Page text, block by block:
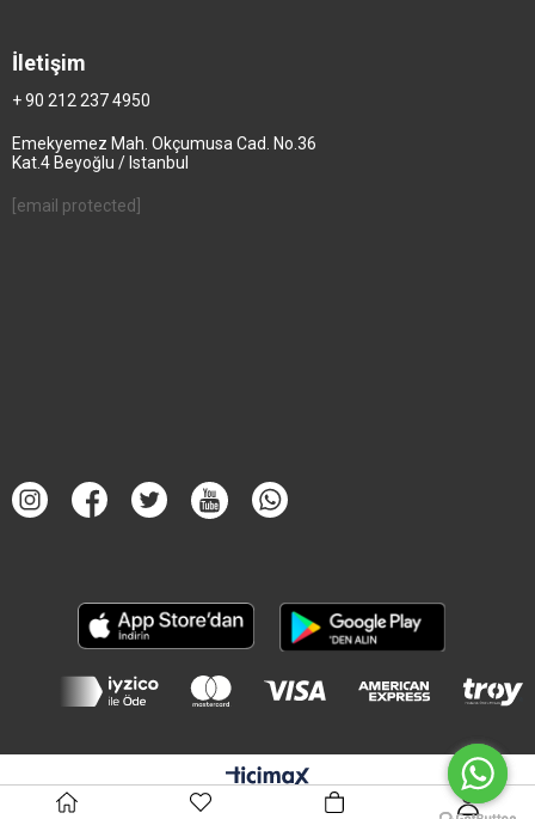
İletişim
+ 90 212 237 4950
Emekyemez Mah. Okçumusa Cad. No.36
Kat.4 Beyoğlu / Istanbul
[email protected]